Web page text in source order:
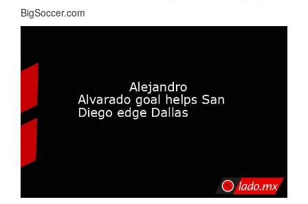
BigSoccer.com